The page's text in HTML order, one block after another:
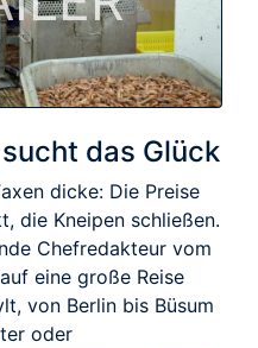
das Glück
dicke: Die Preise
die Kneipen schließen.
Chefredakteur vom
eine große Reise
von Berlin bis Büsum
oder